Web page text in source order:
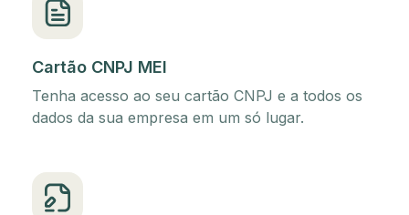
Cartão CNPJ MEI
Tenha acesso ao seu cartão CNPJ e a todos os
dados da sua empresa em um só lugar.